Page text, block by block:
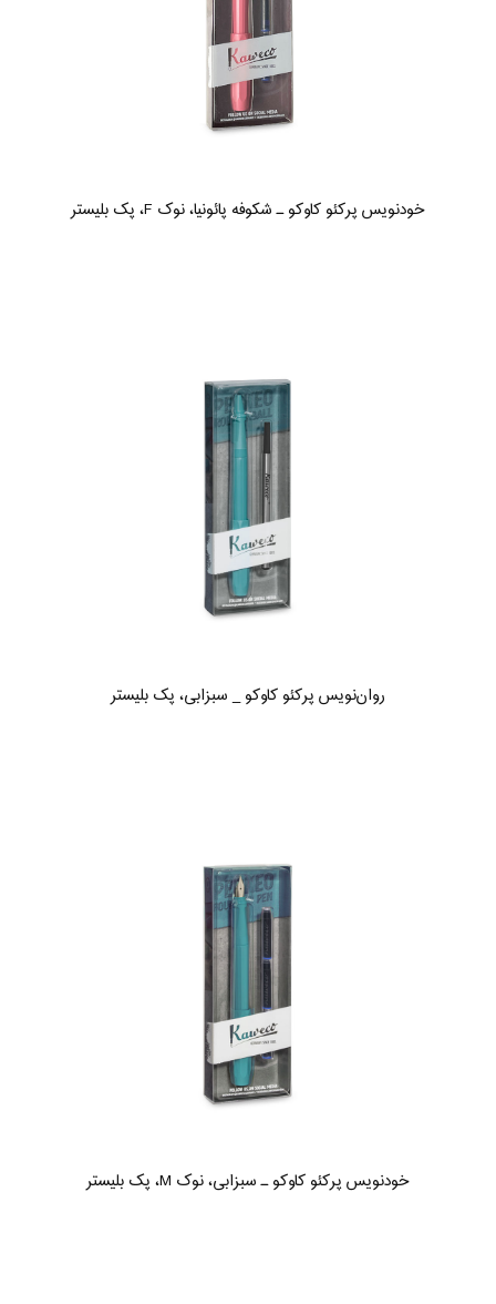
خودنویس پرکئو کاوکو ـ شکوفه پائونیا، نوک F، پک بلیستر
روان‌نویس پرکئو کاوکو _ سبزابی، پک بلیستر
خودنویس پرکئو کاوکو ـ سبزابی، نوک M، پک بلیستر